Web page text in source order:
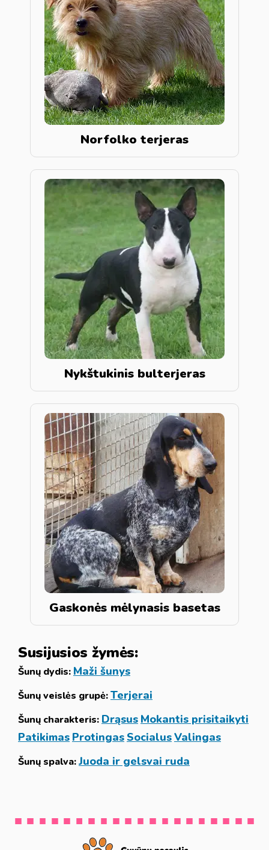
Norfolko terjeras
Nykštukinis bulterjeras
Gaskonės mėlynasis basetas
Susijusios žymės:
Šunų dydis: Maži šunys
Šunų veislės grupė:Terjerai
Šunų charakteris: Drąsus Mokantis prisitaikyti
Patikimas Protingas SocialusValingas
Šunų spalva:Juoda ir gelsvai ruda